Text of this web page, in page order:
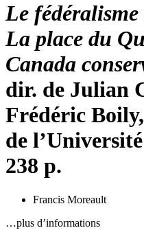
Le
La place du
Canada
dir. de Julian
Frédéric Boily,
de
238 p.
Francis Moreault
…plus d’informations